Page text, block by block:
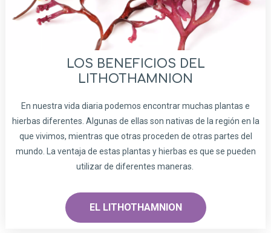
LOS BENEFICIOS DEL
LITHOTHAMNION
En nuestra vida diaria podemos encontrar muchas plantas e
hierbas diferentes. Algunas de ellas son nativas de la región en la
que vivimos, mientras que otras proceden de otras partes del
mundo. La ventaja de estas plantas y hierbas es que se pueden
utilizar de diferentes maneras.
EL LITHOTHAMNION